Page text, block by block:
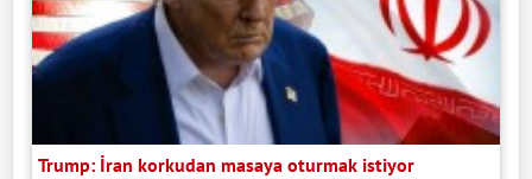
Trump: İran korkudan masaya oturmak istiyor